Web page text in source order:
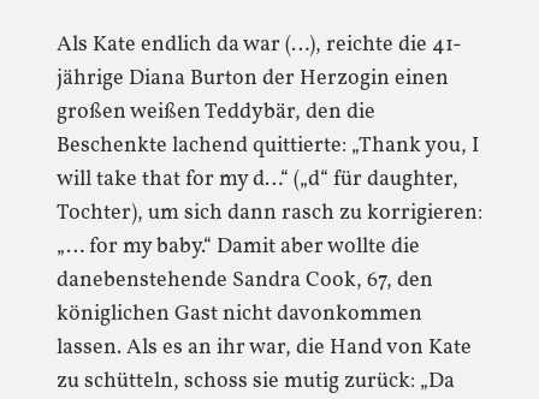
Als Kate endlich da war (…), reichte die 41-
jährige Diana Burton der Herzogin einen
großen weißen Teddybär, den die
Beschenkte lachend quittierte: „Thank you, I
will take that for my d…“ („d“ für daughter,
Tochter), um sich dann rasch zu korrigieren:
„… for my baby.“ Damit aber wollte die
danebenstehende Sandra Cook, 67, den
königlichen Gast nicht davonkommen
lassen. Als es an ihr war, die Hand von Kate
zu schütteln, schoss sie mutig zurück: „Da